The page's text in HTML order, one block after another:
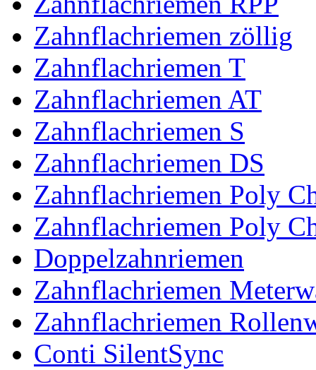
Zahnflachriemen zöllig
Zahnflachriemen T
Zahnflachriemen AT
Zahnflachriemen S
Zahnflachriemen DS
Zahnflachriemen Poly
Zahnflachriemen Poly
Doppelzahnriemen
Zahnflachriemen
Zahnflachriemen
Conti SilentSync